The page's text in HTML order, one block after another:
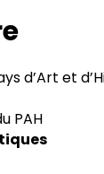
d’Art et
PAH